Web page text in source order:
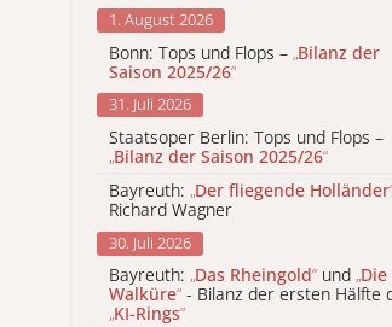
1. August 2026
Bonn: Tops und Flops – „Bilanz der
Saison 2025/26“
31. Juli 2026
Staatsoper Berlin: Tops und Flops –
„Bilanz der Saison 2025/26“
Bayreuth: „Der fliegende Holländer
Richard Wagner
30. Juli 2026
Bayreuth: „Das Rheingold“ und „Die
Walküre“ - Bilanz der ersten Hälfte
„KI-Rings“